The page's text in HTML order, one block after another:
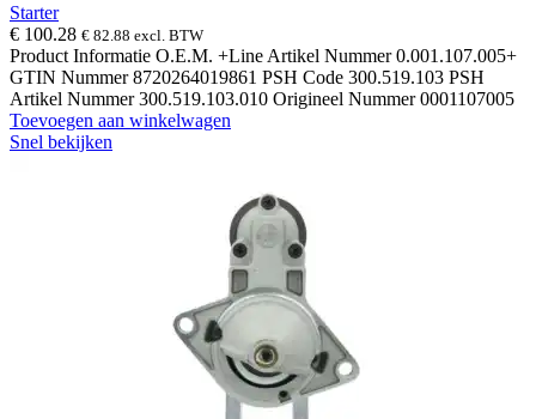
Starter
€ 100.28 € 82.88 excl. BTW
Product Informatie O.E.M. +Line Artikel Nummer 0.001.107.005+
GTIN Nummer 8720264019861 PSH Code 300.519.103 PSH
Artikel Nummer 300.519.103.010 Origineel Nummer 0001107005
Toevoegen aan winkelwagen
Snel bekijken